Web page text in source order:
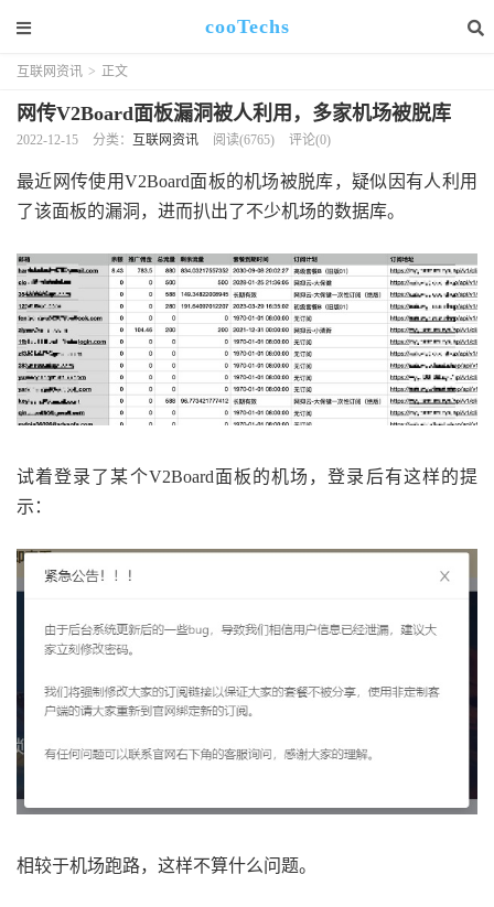
cooTechs
互联网资讯 > 正文
网传V2Board面板漏洞被人利用，多家机场被脱库
2022-12-15 分类： 互联网资讯 阅读(6765) 评论(0)
最近网传使用V2Board面板的机场被脱库，疑似因有人利用
了该面板的漏洞，进而扒出了不少机场的数据库。
试着登录了某个V2Board面板的机场，登录后有这样的提
示：
相较于机场跑路，这样不算什么问题。